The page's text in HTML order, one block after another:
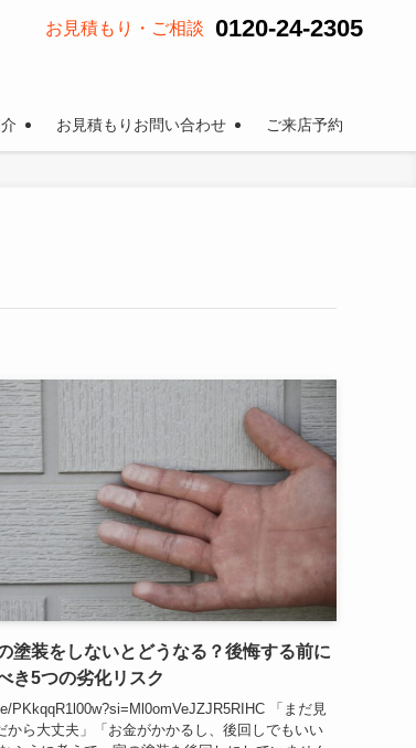
お見積もりお問い合わせ ご来店予約
お見積もり・ご相談 0120-24-2305
塗装をしないとどうなる？後悔する前に
き5つの劣化リスク
PKkqqR1l00w?si=Ml0omVeJZJR5RIHC 「まだ見
から大丈夫」「お金がかかるし、後回しでもいい